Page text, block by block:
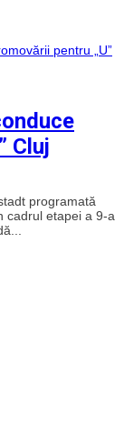
Cluj
programată
cadrul etapei a 9-a